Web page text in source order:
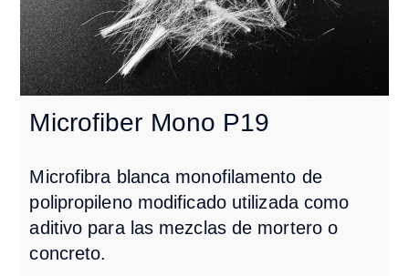
Microfiber Mono P19
Microfibra blanca monofilamento de
polipropileno modificado utilizada como
aditivo para las mezclas de mortero o
concreto.